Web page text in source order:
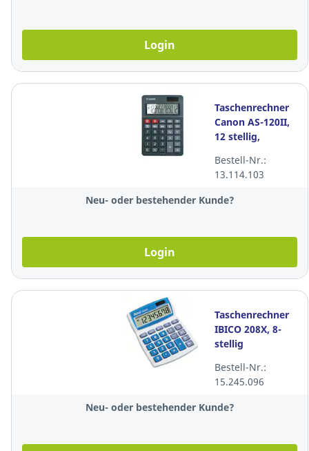
Login
Taschenrechner
Canon AS-120II,
12 stellig,
Bestell-Nr.:
13.114.103
Neu- oder bestehender Kunde?
Login
Taschenrechner
IBICO 208X, 8-
stellig
Bestell-Nr.:
15.245.096
Neu- oder bestehender Kunde?